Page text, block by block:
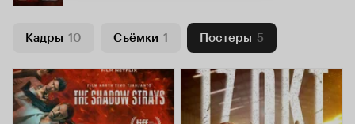
Кадры 10 Съёмки 1 Постеры 5